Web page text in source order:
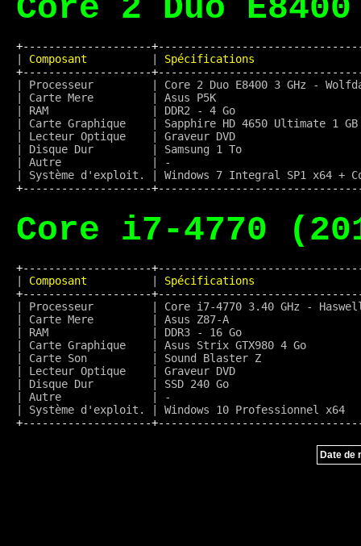
Core 2 Duo
+--------------------
Composant
+--------------------
| Processeur         | Core 2 Duo E8400
| Carte Mere         | Asus P5K
| RAM                | DDR2 - 4 Go
| Carte Graphique    | Sapphire HD
| Lecteur Optique    | Graveur DVD
| Disque Dur         | Samsung 1 To
| Autre              | -
+--------------------
Core i7-4770
+--------------------
Composant
+--------------------
| Processeur         | Core i7-4770 3.40
| Carte Mere         | Asus Z87-A
| RAM                | DDR3 - 16 Go
| Carte Graphique    | Asus Strix
| Carte Son          | Sound Blaster Z
| Lecteur Optique    | Graveur DVD
| Disque Dur         | SSD 240 Go
| Autre              | -
+--------------------
Date de